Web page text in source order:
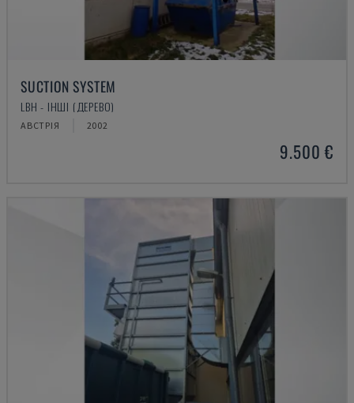
SUCTION SYSTEM
LBH - ІНШІ (ДЕРЕВО)
АВСТРІЯ 2002
9.500 €